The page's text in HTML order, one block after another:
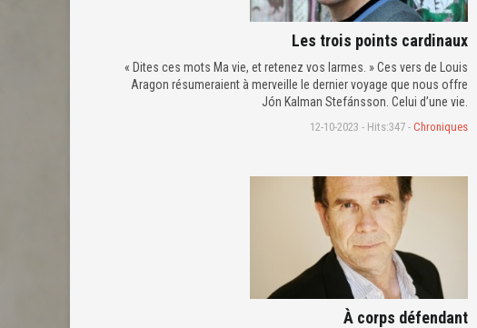
Les trois points cardinaux
« Dites ces mots Ma vie, et retenez vos larmes. » Ces vers de Louis
Aragon résumeraient à merveille le dernier voyage que nous offre
Jón Kalman Stefánsson. Celui d’une vie.
12-10-2023 - Hits:347 - Chroniques
À corps défendant